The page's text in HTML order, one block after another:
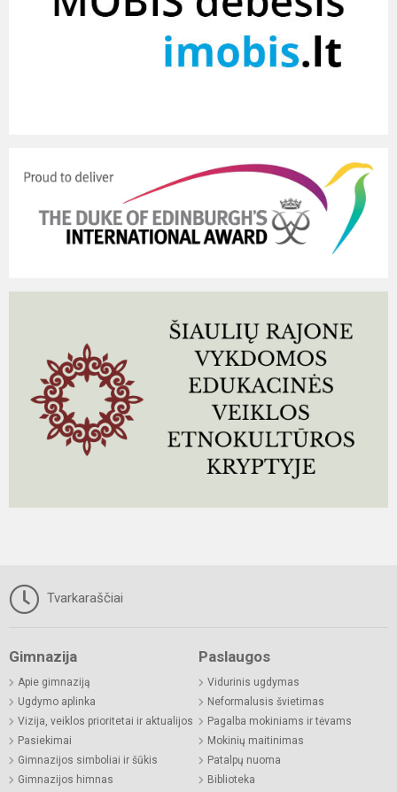
Tvarkaraščiai
Gimnazija
Apie gimnaziją
Ugdymo aplinka
Vizija, veiklos prioritetai ir aktualijos
Pasiekimai
Gimnazijos simboliai ir šūkis
Gimnazijos himnas
Paslaugos
Vidurinis ugdymas
Neformalusis švietimas
Pagalba mokiniams ir tėvams
Mokinių maitinimas
Patalpų nuoma
Biblioteka